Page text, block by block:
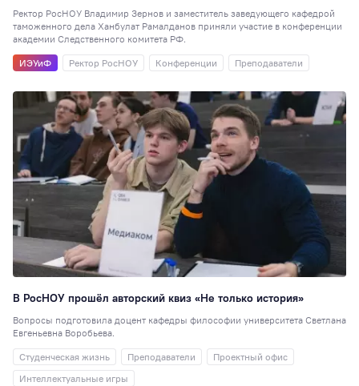
Юриспруденция
политика
Достижения 41
Экономика
(ИЭУиФ) 40
Кинолекторий
Спортивный клуб
80 лет 34
партнерство
Театральная
32
РосНОУ30
Ректор РосНОУ Владимир Зернов и заместитель заведующего кафедрой
таможенного дела Ханбулат Рамалданов приняли участие в конференции
академии Следственного комитета РФ.
ИЭУиФ
Ректор РосНОУ Конференции Преподаватели
В РосНОУ прошёл авторский квиз «Не только история»
Вопросы подготовила доцент кафедры философии университета Светлана
Евгеньевна Воробьева.
Студенческая жизнь
Преподаватели
Проектный офис
Интеллектуальные игры